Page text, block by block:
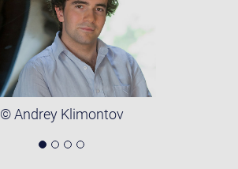
© Andrey Klimontov